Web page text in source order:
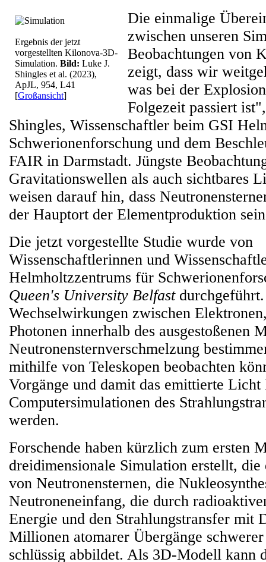
Ergebnis der jetzt
vorgestellten Kilonova-3D-
Simulation. Bild: Luke J.
Shingles et al. (2023),
ApJL, 954, L41
[Großansicht]
Die einmalige
zwischen unseren
Beobachtungen von
zeigt, dass wir
was bei der
Folgezeit passiert
Shingles, Wissenschaftler beim GSI
Schwerionenforschung und dem
FAIR in Darmstadt. Jüngste
Gravitationswellen als auch sichtbares
weisen darauf hin, dass
der Hauptort der Elementproduktion
Die jetzt vorgestellte Studie wurde von
Wissenschaftlerinnen und
Helmholtzzentrums für
Queen's University Belfast
Wechselwirkungen zwischen
Photonen innerhalb des ausgestoßenen
Neutronensternverschmelzung
mithilfe von Teleskopen beobachten
Vorgänge und damit das emittierte Licht
Computersimulationen des
werden.
Forschende haben kürzlich zum ersten
dreidimensionale Simulation erstellt, die
von Neutronensternen, die
Neutroneneinfang, die durch
Energie und den Strahlungstransfer mit
Millionen atomarer Übergänge
schlüssig abbildet. Als 3D-Modell kann